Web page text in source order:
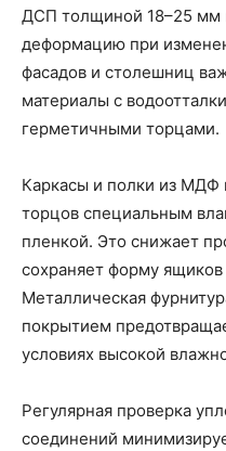
ДСП толщиной 18–25 мм
деформацию при
фасадов и столешниц
материалы с
герметичными торцами.
Каркасы и полки из МДФ
торцов специальным
пленкой. Это снижает
сохраняет форму
Металлическая
покрытием
условиях высокой
Регулярная проверка
соединений